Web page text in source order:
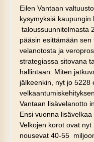
Eilen Vantaan
kysymyksiä
taloussuunnitelmasta
pääsin esittämään
velanotosta ja
strategiassa sitovana
hallintaan. Miten
jälkeenkin, nyt jo 5228
Vantaan lisävelanotto
Ensi vuonna
Velkojen korot ovat
nousevat 40-55